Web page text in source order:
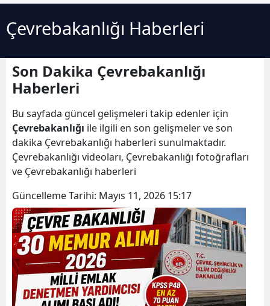
Çevrebakanlığı Haberleri
Son Dakika Çevrebakanlığı
Haberleri
Bu sayfada güncel gelişmeleri takip edenler için
Çevrebakanlığı ile ilgili en son gelişmeler ve son
dakika Çevrebakanlığı haberleri sunulmaktadır.
Çevrebakanlığı videoları, Çevrebakanlığı fotoğrafları
ve Çevrebakanlığı haberleri
Güncelleme Tarihi: Mayıs 11, 2026 15:17